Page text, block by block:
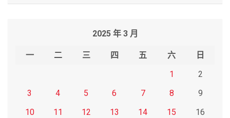
2025 年 3 月
一 二 三 四 五 六
日
1
2
3
4 5 6 7 8
9
10
11 12 13 14 15
16